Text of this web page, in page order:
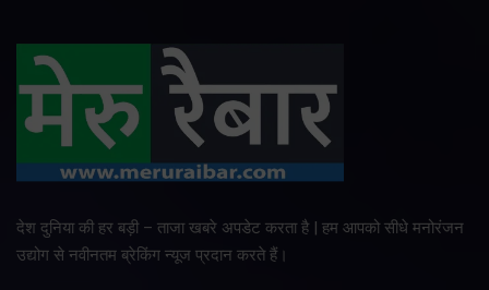
देश दुनिया की हर बड़ी – ताजा खबरे अपडेट करता है | हम आपको सीधे मनोरंजन
उद्योग से नवीनतम ब्रेकिंग न्यूज प्रदान करते हैं।